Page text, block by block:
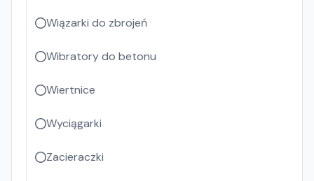
Wiązarki do zbrojeń
Wibratory do betonu
Wiertnice
Wyciągarki
Zacieraczki